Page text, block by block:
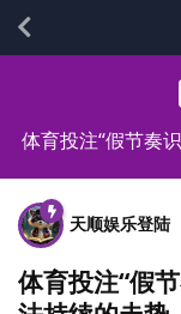
体育投注“假节奏
天顺娱乐登陆
体育投注“假